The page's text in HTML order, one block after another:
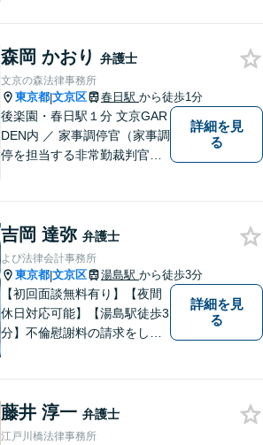
す。著書あり。事務員任せに
せず弁護士が全ての手続きを
代理します。
森岡 かおり 弁護士
文京の森法律事務所
東京都|文京区 春日駅 から徒歩1分
後楽園・春日駅１分 文京GAR
DEN内 ／ 家事調停官（家事調
停を担当する非常勤裁判官）
詳細を見
る
吉岡 達弥 弁護士
よぴ法律会計事務所
東京都|文京区 湯島駅 から徒歩3分
【初回面談無料有り】【夜間
休日対応可能】【湯島駅徒歩3
分】不倫慰謝料の請求をした
まずはご相談ください。【メ
ディア出演】
詳細を見
る
藤井 淳一 弁護士
江戸川橋法律事務所